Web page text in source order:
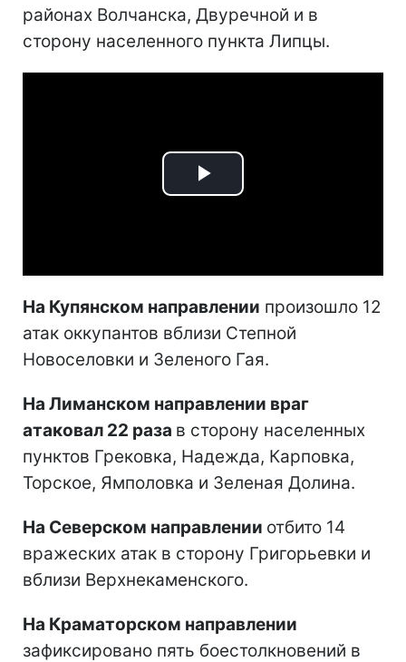
районах Волчанска, Двуречной и в
сторону населенного пункта Липцы.
Play
На Купянском направлении произошло 12
атак оккупантов вблизи Степной
Новоселовки и Зеленого Гая.
На Лиманском направлении враг
атаковал 22 раза в сторону населенных
пунктов Грековка, Надежда, Карповка,
Торское, Ямполовка и Зеленая Долина.
На Северском направлении отбито 14
вражеских атак в сторону Григорьевки и
вблизи Верхнекаменского.
На Краматорском направлении
зафиксировано пять боестолкновений в